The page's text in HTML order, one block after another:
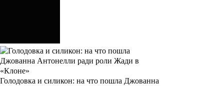
Голодовка и силикон: на что пошла Джованна